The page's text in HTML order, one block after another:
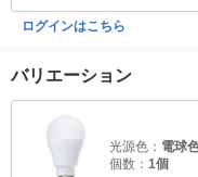
ログインはこちら
バリエーション
光源色： 電球
個数： 1個